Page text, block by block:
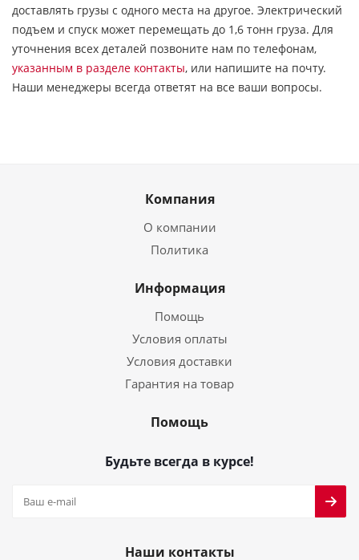
доставлять грузы с одного места на другое. Электрический
подъем и спуск может перемещать до 1,6 тонн груза. Для
уточнения всех деталей позвоните нам по телефонам,
указанным в разделе контакты, или напишите на почту.
Наши менеджеры всегда ответят на все ваши вопросы.
Компания
О компании
Политика
Информация
Помощь
Условия оплаты
Условия доставки
Гарантия на товар
Помощь
Будьте всегда в курсе!
Наши контакты